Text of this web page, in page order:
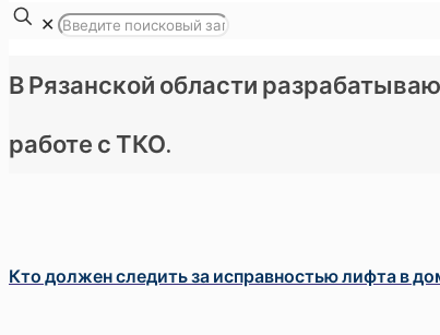
✕
В Рязанской области
работе с ТКО.
Кто должен следить за исправностью лифта в